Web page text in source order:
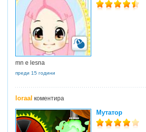
mn e lesna
преди 15 години
loraal коментира
Мутатор